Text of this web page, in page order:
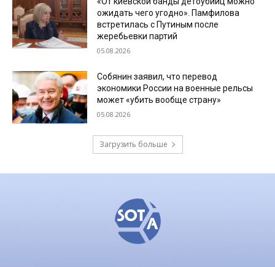
ожидать чего угодно». Памфилова
встретилась с Путиным после
жеребьевки партий
05.08.2026
Собянин заявил, что перевод
экономики России на военные рельсы
может «убить вообще страну»
05.08.2026
Загрузить больше